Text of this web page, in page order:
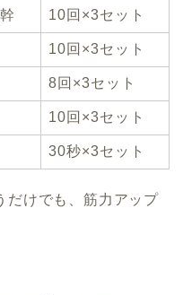
10回×3セット
10回×3セット
8回×3セット
10回×3セット
30秒×3セット
だけでも、筋力アップ